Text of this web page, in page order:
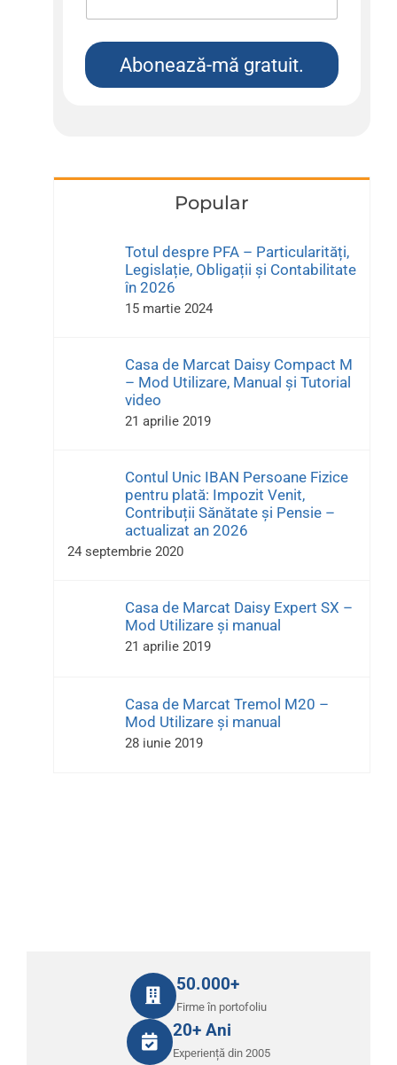
Abonează-mă gratuit.
Popular
Totul despre PFA – Particularități,
Legislație, Obligații și Contabilitate
în 2026
15 martie 2024
Casa de Marcat Daisy Compact M
– Mod Utilizare, Manual și Tutorial
video
21 aprilie 2019
Contul Unic IBAN Persoane Fizice
pentru plată: Impozit Venit,
Contribuții Sănătate și Pensie –
actualizat an 2026
24 septembrie 2020
Casa de Marcat Daisy Expert SX –
Mod Utilizare și manual
21 aprilie 2019
Casa de Marcat Tremol M20 –
Mod Utilizare și manual
28 iunie 2019
50.000+
Firme în portofoliu
20+ Ani
Experiență din 2005